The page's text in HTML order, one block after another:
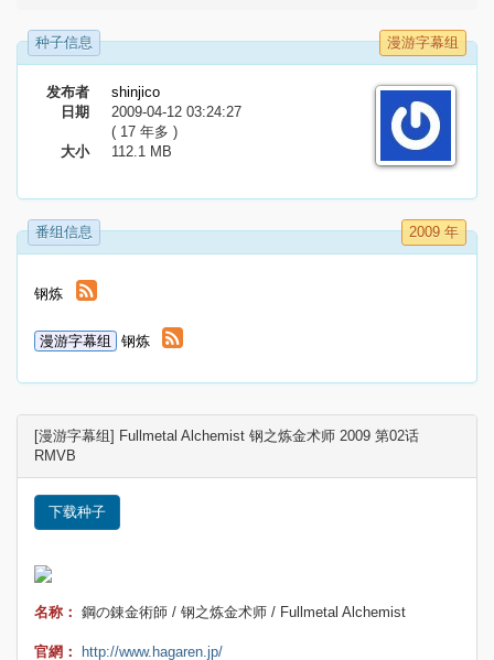
种子信息 漫游字幕组
发布者
shinjico
日期
2009-04-12 03:24:27
( 17 年多 )
大小
112.1 MB
番组信息 2009 年
钢炼
漫游字幕组 钢炼
[漫游字幕组] Fullmetal Alchemist 钢之炼金术师 2009 第02话
RMVB
下载种子
名称： 鋼の錬金術師 / 钢之炼金术师 / Fullmetal Alchemist
官網： http://www.hagaren.jp/